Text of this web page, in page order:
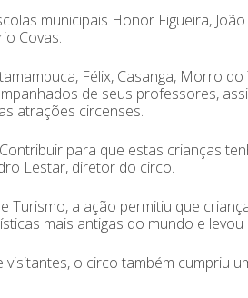
municipais Honor Figueira,
Covas.
Félix, Casanga, Morro
de seus professores,
atrações circenses.
para que estas crianças
Lestar, diretor do circo.
Turismo, a ação permitiu que
mais antigas do mundo e
o circo também cumpriu